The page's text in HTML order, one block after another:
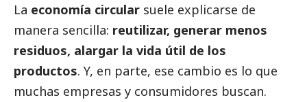
La economía circular suele explicarse de
manera sencilla: reutilizar, generar menos
residuos, alargar la vida útil de los
productos. Y, en parte, ese cambio es lo que
muchas empresas y consumidores buscan.